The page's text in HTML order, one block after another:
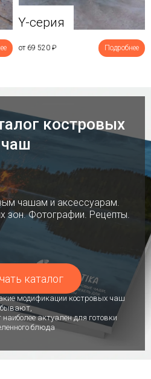
Y-серия
от 69 520 ₽ Подробнее
костровых
чаш
чашам и аксессуарам.
зон. Фотографии. Рецепты.
каталог
модификации костровых чаш
бывают,
наиболее актуален для готовки
блюда